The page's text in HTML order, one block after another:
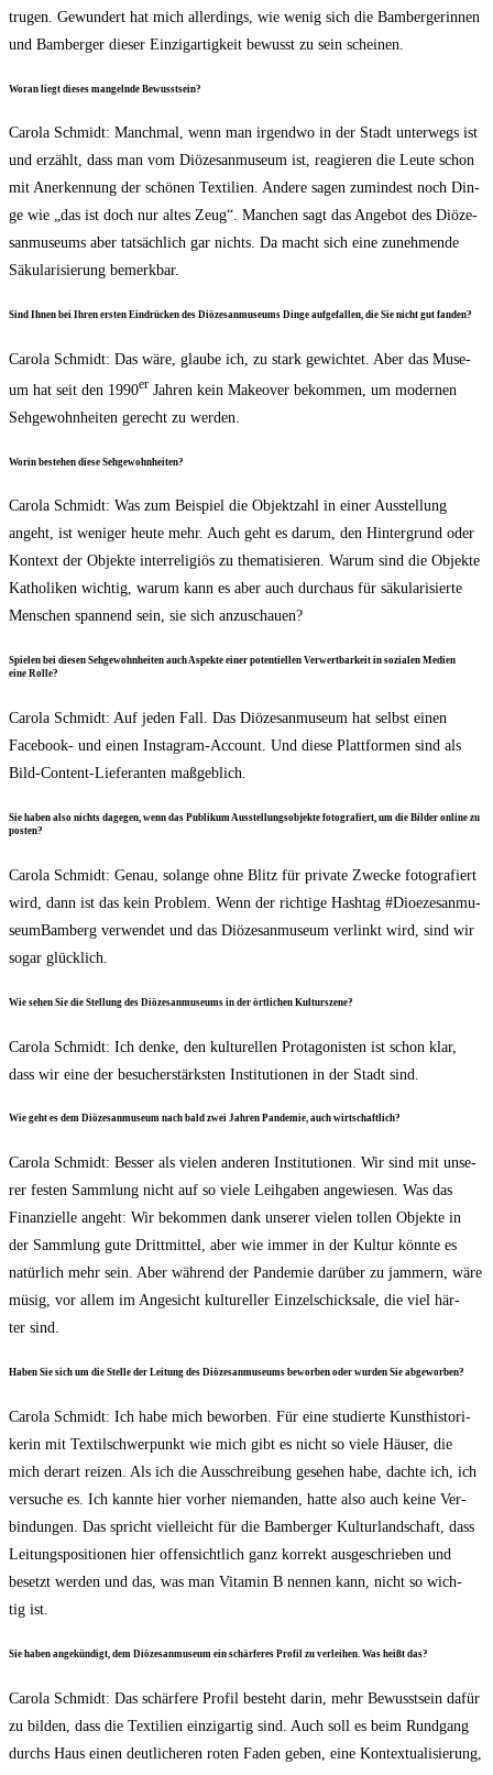
tru­gen. Gewun­dert hat mich aller­dings, wie wenig sich die Bam­ber­ge­rin­nen
und Bam­ber­ger die­ser Ein­zig­ar­tig­keit bewusst zu sein scheinen.
Wor­an liegt die­ses man­geln­de Bewusstsein?
Caro­la Schmidt: Manch­mal, wenn man irgend­wo in der Stadt unter­wegs ist
und erzählt, dass man vom Diö­ze­san­mu­se­um ist, reagie­ren die Leu­te schon
mit Aner­ken­nung der schö­nen Tex­ti­li­en. Ande­re sagen zumin­dest noch Din­
ge wie „das ist doch nur altes Zeug“. Man­chen sagt das Ange­bot des Diö­ze­
san­mu­se­ums aber tat­säch­lich gar nichts. Da macht sich eine zuneh­men­de
Säku­la­ri­sie­rung bemerkbar.
Sind Ihnen bei Ihren ers­ten Ein­drü­cken des Diö­ze­san­mu­se­ums Din­ge auf­ge­fal­len, die Sie nicht gut fanden?
Caro­la Schmidt: Das wäre, glau­be ich, zu stark gewich­tet. Aber das Muse­
um hat seit den 1990er Jah­ren kein Make­over bekom­men, um moder­nen
Seh­ge­wohn­hei­ten gerecht zu werden.
Wor­in bestehen die­se Sehgewohnheiten?
Caro­la Schmidt: Was zum Bei­spiel die Objekt­zahl in einer Aus­stel­lung
angeht, ist weni­ger heu­te mehr. Auch geht es dar­um, den Hin­ter­grund oder
Kon­text der Objek­te inter­re­li­gi­ös zu the­ma­ti­sie­ren. War­um sind die Objek­te
Katho­li­ken wich­tig, war­um kann es aber auch durch­aus für säku­la­ri­sier­te
Men­schen span­nend sein, sie sich anzuschauen?
Spie­len bei die­sen Seh­ge­wohn­hei­ten auch Aspek­te einer poten­ti­el­len Ver­wert­bar­keit in sozia­len Medi­en
eine Rolle?
Caro­la Schmidt: Auf jeden Fall. Das Diö­ze­san­mu­se­um hat selbst einen
Face­book- und einen Insta­gram-Account. Und die­se Platt­for­men sind als
Bild-Con­tent-Lie­fe­ran­ten maßgeblich.
Sie haben also nichts dage­gen, wenn das Publi­kum Aus­stel­lungs­ob­jek­te foto­gra­fiert, um die Bil­der online zu
posten?
Caro­la Schmidt: Genau, solan­ge ohne Blitz für pri­va­te Zwe­cke foto­gra­fiert
wird, dann ist das kein Pro­blem. Wenn der rich­ti­ge Hash­tag #Dioe­ze­san­mu­
se­um­Bam­berg ver­wen­det und das Diö­ze­san­mu­se­um ver­linkt wird, sind wir
sogar glücklich.
Wie sehen Sie die Stel­lung des Diö­ze­san­mu­se­ums in der ört­li­chen Kulturszene?
Caro­la Schmidt: Ich den­ke, den kul­tu­rel­len Prot­ago­nis­ten ist schon klar,
dass wir eine der besu­cher­stärks­ten Insti­tu­tio­nen in der Stadt sind.
Wie geht es dem Diö­ze­san­mu­se­um nach bald zwei Jah­ren Pan­de­mie, auch wirtschaftlich?
Caro­la Schmidt: Bes­ser als vie­len ande­ren Insti­tu­tio­nen. Wir sind mit unse­
rer fes­ten Samm­lung nicht auf so vie­le Leih­ga­ben ange­wie­sen. Was das
Finan­zi­el­le angeht: Wir bekom­men dank unse­rer vie­len tol­len Objek­te in
der Samm­lung gute Dritt­mit­tel, aber wie immer in der Kul­tur könn­te es
natür­lich mehr sein. Aber wäh­rend der Pan­de­mie dar­über zu jam­mern, wäre
müsig, vor allem im Ange­sicht kul­tu­rel­ler Ein­zel­schick­sa­le, die viel här­
ter sind.
Haben Sie sich um die Stel­le der Lei­tung des Diö­ze­san­mu­se­ums bewor­ben oder wur­den Sie abgeworben?
Caro­la Schmidt: Ich habe mich bewor­ben. Für eine stu­dier­te Kunst­his­to­ri­
ke­rin mit Tex­til­schwer­punkt wie mich gibt es nicht so vie­le Häu­ser, die
mich der­art rei­zen. Als ich die Aus­schrei­bung gese­hen habe, dach­te ich, ich
ver­su­che es. Ich kann­te hier vor­her nie­man­den, hat­te also auch kei­ne Ver­
bin­dun­gen. Das spricht viel­leicht für die Bam­ber­ger Kul­tur­land­schaft, dass
Lei­tungs­po­si­tio­nen hier offen­sicht­lich ganz kor­rekt aus­ge­schrie­ben und
besetzt wer­den und das, was man Vit­amin B nen­nen kann, nicht so wich­
tig ist.
Sie haben ange­kün­digt, dem Diö­ze­san­mu­se­um ein schär­fe­res Pro­fil zu ver­lei­hen. Was heißt das?
Caro­la Schmidt: Das schär­fe­re Pro­fil besteht dar­in, mehr Bewusst­sein dafür
zu bil­den, dass die Tex­ti­li­en ein­zig­ar­tig sind. Auch soll es beim Rund­gang
durchs Haus einen deut­li­che­ren roten Faden geben, eine Kon­tex­tua­li­sie­rung,